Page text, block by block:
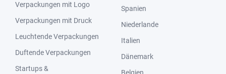
Verpackungen mit Logo
Verpackungen mit Druck
Leuchtende Verpackungen
Duftende Verpackungen
Startups &
Spanien
Niederlande
Italien
Dänemark